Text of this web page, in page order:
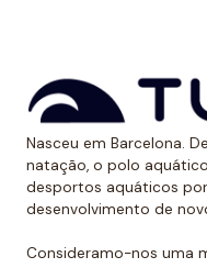
Nasceu em Barcelona.
natação, o polo
desportos aquáticos
desenvolvimento de
Consideramo-nos uma